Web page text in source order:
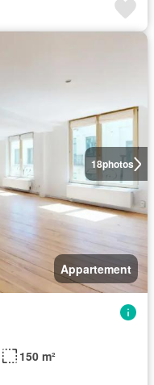
18photos
Appartement
150 m²